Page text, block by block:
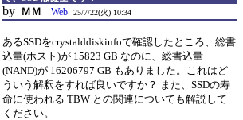
by ＭＭ Web 25/7/22(火) 10:34
あるSSDをcrystalddiskinfoで確認したところ、総書
込量(ホスト)が 15823 GB なのに、総書込量
(NAND)が 16206797 GB もありました。これはど
ういう解釈をすれば良いですか？ また、SSDの寿
命に使われる TBW との関連についても解説して
ください。